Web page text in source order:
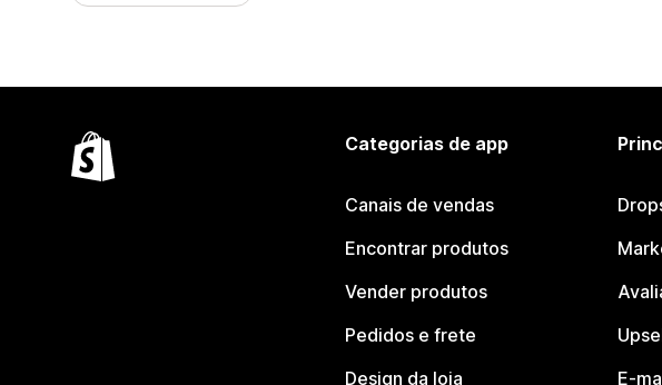
Categorias de app
Canais de vendas
Encontrar produtos
Vender produtos
Pedidos e frete
Design da loja
E-